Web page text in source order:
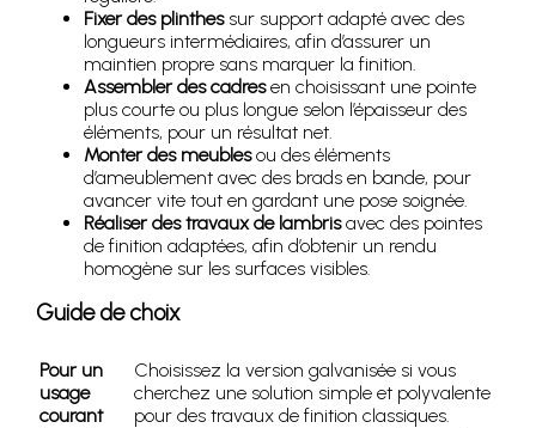
Fixer des plinthessur support adapté avec des
longueurs intermédiaires, afin d’assurer un
maintien propre sans marquer la finition.
Assembler des cadresen choisissant une pointe
plus courte ou plus longue selon l’épaisseur des
éléments, pour un résultat net.
Monter des meublesou des éléments
d’ameublement avec des brads en bande, pour
avancer vite tout en gardant une pose soignée.
Réaliser des travaux de lambrisavec des pointes
de finition adaptées, afin d’obtenir un rendu
homogène sur les surfaces visibles.
Guide de choix
Pour un
usage
courant
Choisissez la version galvanisée si vous
cherchez une solution simple et polyvalente
pour des travaux de finition classiques.